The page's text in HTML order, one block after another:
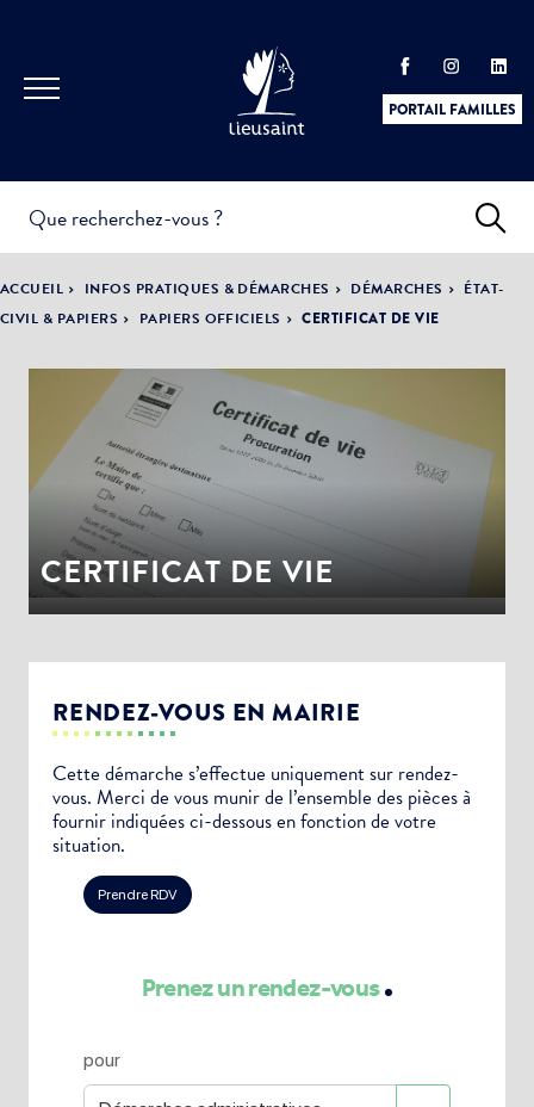
PORTAIL FAMILLES
PRATIQUES &
DÉMARCHES
ACTUALITÉS &
ÉVÈNEMENTS
DÉMOCRATIE
PARTICIPATIVE
ACCUEIL INFOS PRATIQUES & DÉMARCHES DÉMARCHES
ÉTAT-
CIVIL & PAPIERS
PAPIERS OFFICIELS CERTIFICAT DE VIE
CERTIFICAT DE VIE
RENDEZ-VOUS EN MAIRIE
Cette démarche s’effectue uniquement sur rendez-
vous. Merci de vous munir de l’ensemble des pièces à
fournir indiquées ci-dessous en fonction de votre
situation.